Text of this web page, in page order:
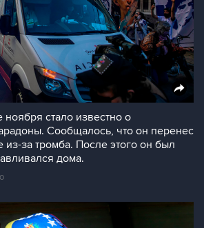
стало известно о
Сообщалось, что он перенес
за тромба. После этого он был
дома.